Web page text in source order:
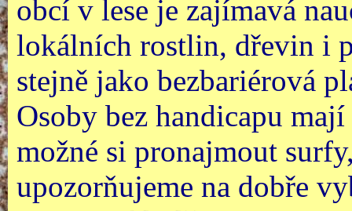
obcí v lese je zajímavá
lokálních rostlin, dřevin i
stejně jako bezbariérová
Osoby bez handicapu
možné si pronajmout
upozorňujeme na dobře